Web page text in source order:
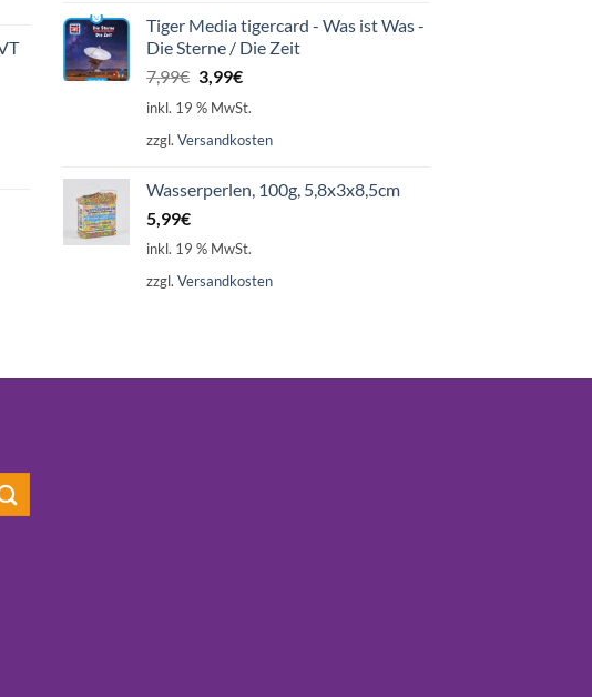
Tiger Media tigercard - Was ist Was -
Die Sterne / Die Zeit
7,99€ Ursprünglicher
Preis
7,99€
3,99€Aktueller
Preis
3,99€.
inkl. 19 % MwSt.
zzgl. Versandkosten
Wasserperlen, 100g, 5,8x3x8,5cm
5,99€
inkl. 19 % MwSt.
zzgl. Versandkosten